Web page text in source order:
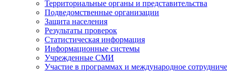
Территориальные органы и представительства
Подведомственные организации
Защита населения
Результаты проверок
Статистическая информация
Информационные системы
Учрежденные СМИ
Участие в программах и международное